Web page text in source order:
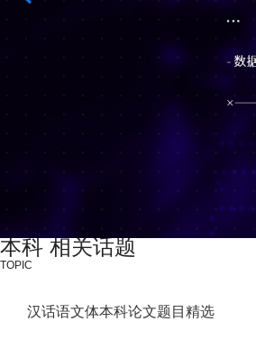
本科 相关话题
TOPIC
汉话语文体本科论文题目精选